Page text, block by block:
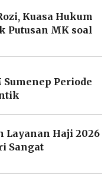
Kuasa Hukum
Putusan MK soal
Periode
Layanan Haji 2026
Sangat